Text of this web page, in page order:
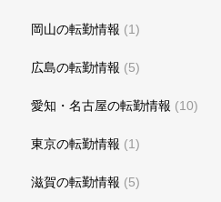
岡山の転勤情報 (1)
広島の転勤情報 (5)
愛知・名古屋の転勤情報 (10)
東京の転勤情報 (1)
滋賀の転勤情報 (5)